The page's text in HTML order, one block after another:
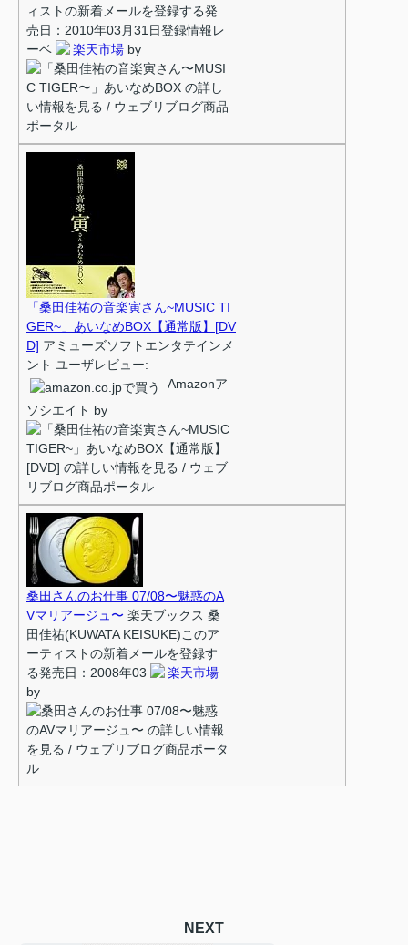
ィストの新着メールを登録する発
売日：2010年03月31日登録情報レ
ーベ
楽天市場 by
「桑田佳祐の音楽寅さん~MUSIC TI
GER~」あいなめBOX【通常版】[DV
D] アミューズソフトエンタテインメ
ント ユーザレビュー:
Amazonア
ソシエイト by
桑田さんのお仕事 07/08〜魅惑のA
Vマリアージュ〜 楽天ブックス 桑
田佳祐(KUWATA KEISUKE)このア
ーティストの新着メールを登録す
る発売日：2008年03
楽天市場
by
NEXT